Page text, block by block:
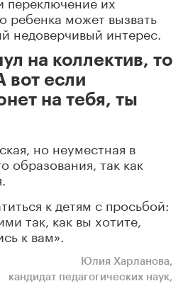
ребенка может вызвать
недоверчивый интерес.
на коллектив, то
вот если
на тебя, ты
но неуместная в
образования, так как
к детям с просьбой:
так, как вы хотите,
к вам».
Юлия Харланова,
кандидат педагогических наук,